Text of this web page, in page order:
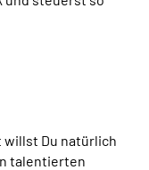
willst Du natürlich
talentierten